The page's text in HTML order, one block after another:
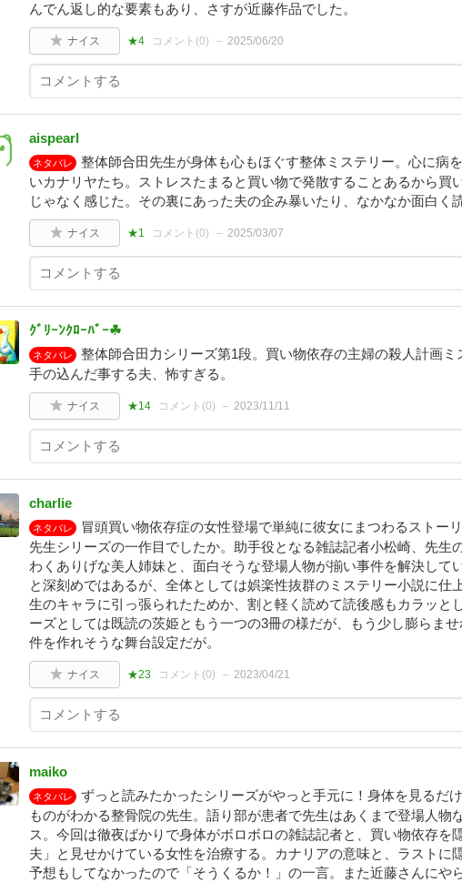
んでん返し的な要素もあり、さすが近藤作品でした。
ナイス ★4 コメント(0) 2025/06/20
aispearl
ネタバレ
整体師合田先生が身体も心もほぐす整体ミステリー。心に病
いカナリヤたち。ストレスたまると買い物で発散することあるから買
じゃなく感じた。その裏にあった夫の企み暴いたり、なかなか面白く読
ナイス ★1 コメント(0) 2025/03/07
ｸﾞﾘｰﾝｸﾛｰﾊﾞｰ☘
ネタバレ
整体師合田力シリーズ第1段。買い物依存の主婦の殺人計画ミ
手の込んだ事する夫、怖すぎる。
ナイス ★14 コメント(0) 2023/11/11
charlie
ネタバレ
冒頭買い物依存症の女性登場で単純に彼女にまつわるストー
先生シリーズの一作目でしたか。助手役となる雑誌記者小松崎、先生
わくありげな美人姉妹と、面白そうな登場人物が揃い事件を解決して
と深刻めではあるが、全体としては娯楽性抜群のミステリー小説に仕
生のキャラに引っ張られたためか、割と軽く読めて読後感もカラッと
ーズとしては既読の茨姫ともう一つの3冊の様だが、もう少し膨らま
件を作れそうな舞台設定だが。
ナイス ★23 コメント(0) 2023/04/21
maiko
ネタバレ
ずっと読みたかったシリーズがやっと手元に！身体を見るだ
ものがわかる整骨院の先生。語り部が患者で先生はあくまで登場人物
ス。今回は徹夜ばかりで身体がボロボロの雑誌記者と、買い物依存を
夫」と見せかけている女性を治療する。カナリアの意味と、ラストに
予想もしてなかったので「そうくるか！」の一言。また近藤さんにや